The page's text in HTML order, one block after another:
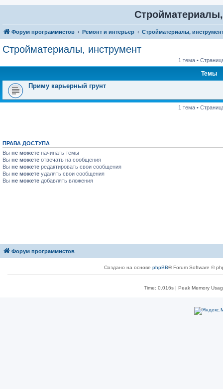
Форум программистов Ремонт и интерьер Стройматериалы,
Стройматериалы, инструмент
1 тема •
Темы
Приму карьерный грунт
1 тема •
ПРАВА ДОСТУПА
Вы не можете начинать темы
Вы не можете отвечать на сообщения
Вы не можете редактировать свои сообщения
Вы не можете удалять свои сообщения
Вы не можете добавлять вложения
Форум программистов
Создано на основе phpBB® Forum Software ©
Time: 0.016s| Peak Memory